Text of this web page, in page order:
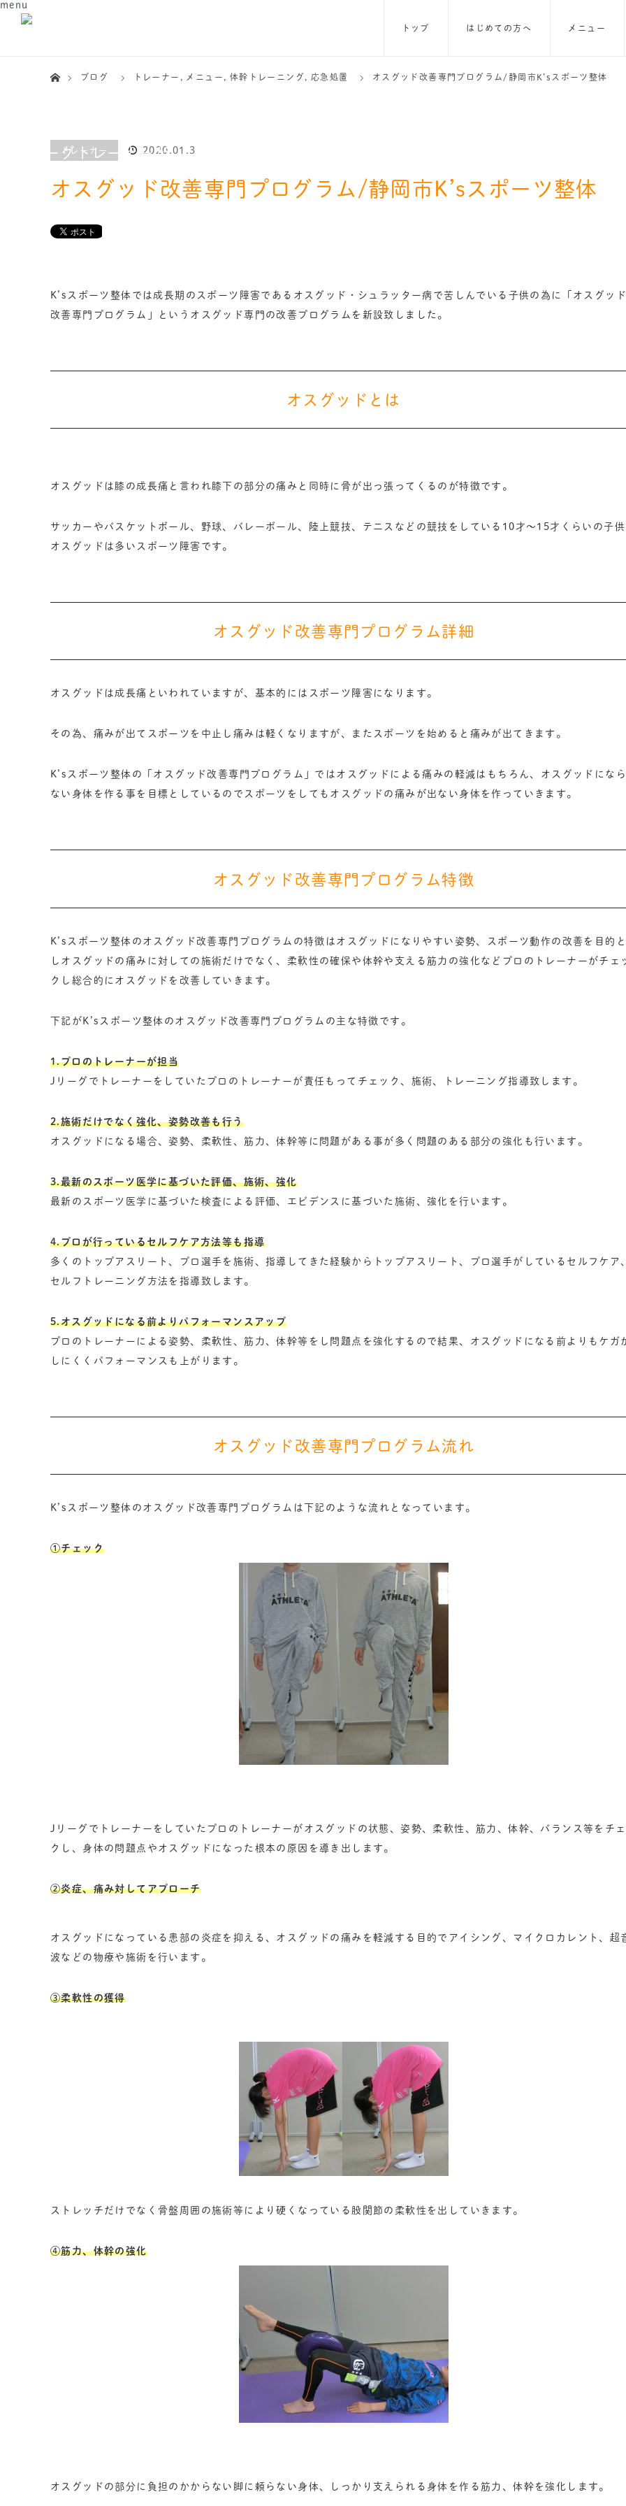
menu
トップ はじめての方へ メニュー
ブログ
トレーナー メニュー 体幹トレーニング 応急処置 オスグッド改善専門プログラム/静岡市K’sスポーツ整体
トレーナー 2020.01.3
オスグッド改善専門プログラム/静岡市K’sスポーツ整体
K’sスポーツ整体では成長期のスポーツ障害であるオスグッド・シュラッター病で苦しんでいる子供の為に「オスグッ
改善専門プログラム」というオスグッド専門の改善プログラムを新設致しました。
オスグッドとは
オスグッドは膝の成長痛と言われ膝下の部分の痛みと同時に骨が出っ張ってくるのが特徴です。
サッカーやバスケットボール、野球、バレーボール、陸上競技、テニスなどの競技をしている10才～15才くらいの子
オスグッドは多いスポーツ障害です。
オスグッド改善専門プログラム詳細
オスグッドは成長痛といわれていますが、基本的にはスポーツ障害になります。
その為、痛みが出てスポーツを中止し痛みは軽くなりますが、またスポーツを始めると痛みが出てきます。
K’sスポーツ整体の「オスグッド改善専門プログラム」ではオスグッドによる痛みの軽減はもちろん、オスグッドになら
ない身体を作る事を目標としているのでスポーツをしてもオスグッドの痛みが出ない身体を作っていきます。
オスグッド改善専門プログラム特徴
K’sスポーツ整体のオスグッド改善専門プログラムの特徴はオスグッドになりやすい姿勢、スポーツ動作の改善を目的と
しオスグッドの痛みに対しての施術だけでなく、柔軟性の確保や体幹や支える筋力の強化などプロのトレーナーがチェ
クし総合的にオスグッドを改善していきます。
下記がK’sスポーツ整体のオスグッド改善専門プログラムの主な特徴です。
1.プロのトレーナーが担当
Jリーグでトレーナーをしていたプロのトレーナーが責任もってチェック、施術、トレーニング指導致します。
2.施術だけでなく強化、姿勢改善も行う
オスグッドになる場合、姿勢、柔軟性、筋力、体幹等に問題がある事が多く問題のある部分の強化も行います。
3.最新のスポーツ医学に基づいた評価、施術、強化
最新のスポーツ医学に基づいた検査による評価、エビデンスに基づいた施術、強化を行います。
4.プロが行っているセルフケア方法等も指導
多くのトップアスリート、プロ選手を施術、指導してきた経験からトップアスリート、プロ選手がしているセルフケア
セルフトレーニング方法を指導致します。
5.オスグッドになる前よりパフォーマンスアップ
プロのトレーナーによる姿勢、柔軟性、筋力、体幹等をし問題点を強化するので結果、オスグッドになる前よりもケガ
しにくくパフォーマンスも上がります。
オスグッド改善専門プログラム流れ
K’sスポーツ整体のオスグッド改善専門プログラムは下記のような流れとなっています。
①チェック
Jリーグでトレーナーをしていたプロのトレーナーがオスグッドの状態、姿勢、柔軟性、筋力、体幹、バランス等をチ
クし、身体の問題点やオスグッドになった根本の原因を導き出します。
②炎症、痛み対してアプローチ
オスグッドになっている患部の炎症を抑える、オスグッドの痛みを軽減する目的でアイシング、マイクロカレント、超
波などの物療や施術を行います。
③柔軟性の獲得
ストレッチだけでなく骨盤周囲の施術等により硬くなっている股関節の柔軟性を出していきます。
④筋力、体幹の強化
オスグッドの部分に負担のかからない脚に頼らない身体、しっかり支えられる身体を作る筋力、体幹を強化します。